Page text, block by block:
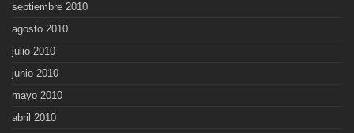
septiembre 2010
agosto 2010
julio 2010
junio 2010
mayo 2010
abril 2010